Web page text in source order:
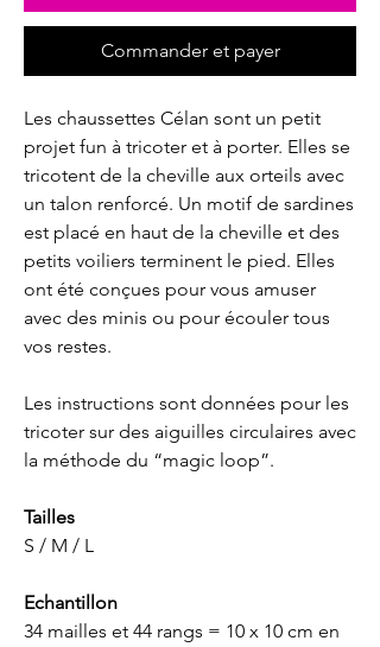
Commander et payer
Les chaussettes Célan sont un petit
projet fun à tricoter et à porter. Elles se
tricotent de la cheville aux orteils avec
un talon renforcé. Un motif de sardines
est placé en haut de la cheville et des
petits voiliers terminent le pied. Elles
ont été conçues pour vous amuser
avec des minis ou pour écouler tous
vos restes.
Les instructions sont données pour les
tricoter sur des aiguilles circulaires avec
la méthode du “magic loop”.
Tailles
S / M / L
Echantillon
34 mailles et 44 rangs = 10 x 10 cm en